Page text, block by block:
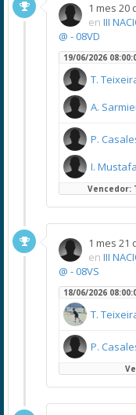
1 mes 20
en III
@ - 08VD
19/06/2026
T.
A.
P.
I. Mustafa
Vencedor:
1 mes 21
en III
@ - 08VS
18/06/2026
T.
P.